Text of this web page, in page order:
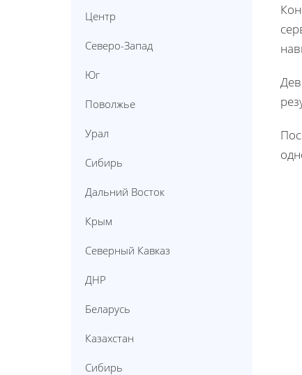
Центр
Северо-Запад
Юг
Поволжье
Урал
Сибирь
Дальний Восток
Крым
Северный Кавказ
ДНР
Беларусь
Казахстан
Сибирь